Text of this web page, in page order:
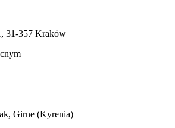
31-357 Kraków
Girne (Kyrenia)